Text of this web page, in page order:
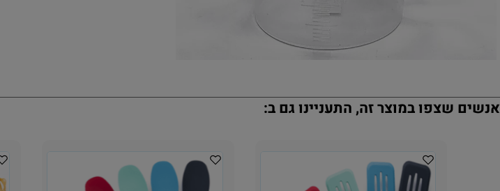
שצפו במוצר זה, התעניינו גם ב: